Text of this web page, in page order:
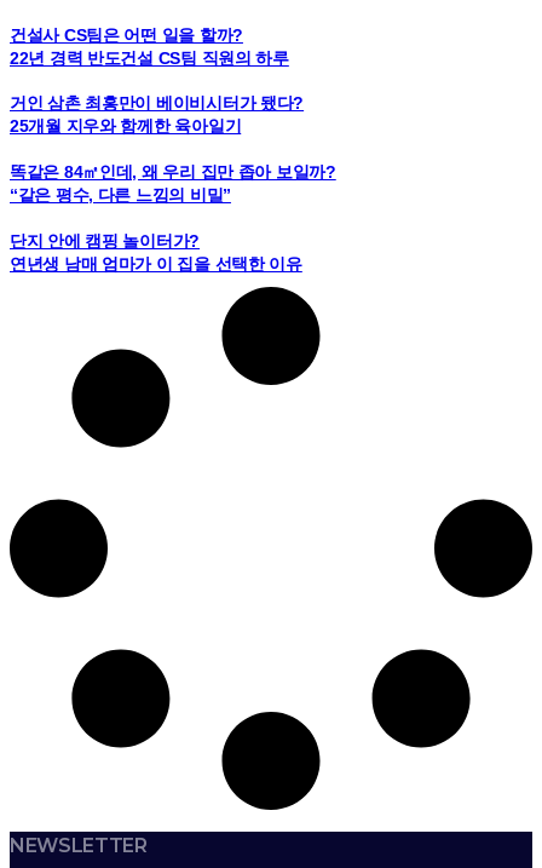
건설사 CS팀은 어떤 일을 할까?
22년 경력 반도건설 CS팀 직원의 하루
거인 삼촌 최홍만이 베이비시터가 됐다?
25개월 지우와 함께한 육아일기
똑같은 84㎡인데, 왜 우리 집만 좁아 보일까?
“같은 평수, 다른 느낌의 비밀”
단지 안에 캠핑 놀이터가?
연년생 남매 엄마가 이 집을 선택한 이유
NEWSLETTER